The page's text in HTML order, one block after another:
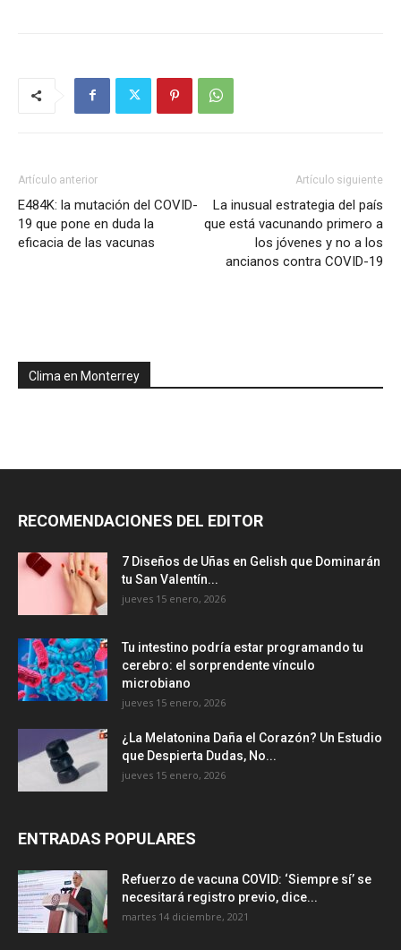
Artículo anterior
E484K: la mutación del COVID-
19 que pone en duda la
eficacia de las vacunas
Artículo siguiente
La inusual estrategia del país
que está vacunando primero a
los jóvenes y no a los
ancianos contra COVID-19
Clima en Monterrey
RECOMENDACIONES DEL EDITOR
7 Diseños de Uñas en Gelish que Dominarán
tu San Valentín...
jueves 15 enero, 2026
Tu intestino podría estar programando tu
cerebro: el sorprendente vínculo
microbiano
jueves 15 enero, 2026
¿La Melatonina Daña el Corazón? Un Estudio
que Despierta Dudas, No...
jueves 15 enero, 2026
ENTRADAS POPULARES
Refuerzo de vacuna COVID: ‘Siempre sí’ se
necesitará registro previo, dice...
martes 14 diciembre, 2021